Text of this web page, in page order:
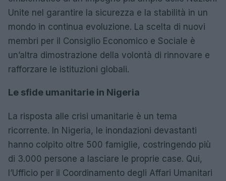
Unite nel garantire la sicurezza e la stabilità in un
mondo in continua evoluzione. La scelta di nuovi
membri per il Consiglio Economico e Sociale è
un’altra dimostrazione della volontà di rinnovare e
rafforzare le istituzioni globali.
Le sfide umanitarie in Nigeria
La risposta alle crisi umanitarie è un tema
ricorrente. In Nigeria, le inondazioni devastanti
hanno colpito oltre 500 famiglie, costringendo più
di 3.000 persone a lasciare le proprie case. Qui,
l’Ufficio per il Coordinamento degli Affari Umanitari